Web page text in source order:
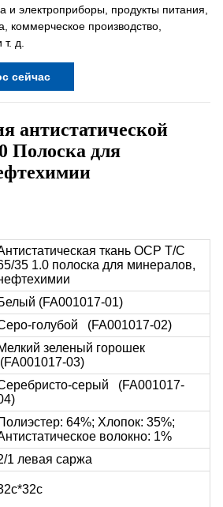
и электроприборы, продукты питания,
коммерческое производство,
д.
сейчас
антистатической
Полоска для
ткань ОСР T/C
35 1.0 полоска для минералов,
(FA001017-01)
голубой (FA001017-02)
зеленый горошек
(FA001017-03)
серый (FA001017-
64%; Хлопок: 35%;
волокно: 1%
1 левая саржа